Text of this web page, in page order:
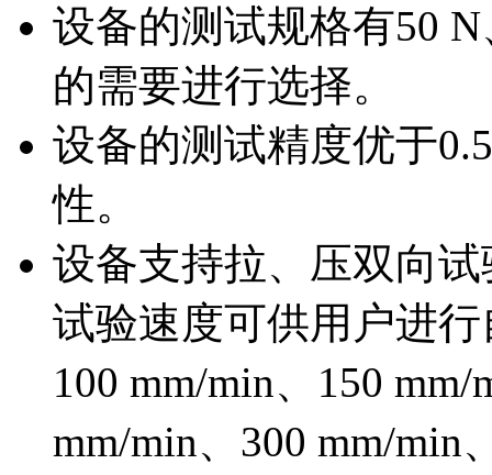
设备的测试规格有50
的需要进行选择。
设备的测试精度优于
性。
设备支持拉、压双向
试验速度可供用户进
100 mm/min、150
mm/min、300 mm/min